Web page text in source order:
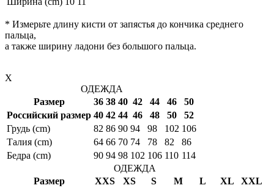
* Измерьте длину кисти от запястья до кончика среднего
пальца,
а также ширину ладони без большого пальца.
X
ОДЕЖДА
Размер
36 38 40 42 44 46
50
Российский размер 40 42 44 46 48 50
52
Грудь (cm)
82 86 90 94 98 102 106
Талия (cm)
64 66 70 74 78 82
86
Бедра (cm)
90 94 98 102 106 110 114
ОДЕЖДА
Размер
XXS XS S M L XL
XXL